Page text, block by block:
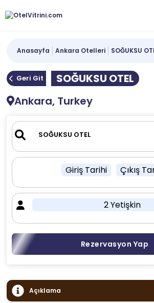
Anasayfa Ankara Otelleri SOĞUKSU
Geri Git
SOĞUKSU OTEL
Ankara, Turkey
Giriş Tarihi Çıkış
2 Yetişkin
Rezervasyon Yap
Açıklama